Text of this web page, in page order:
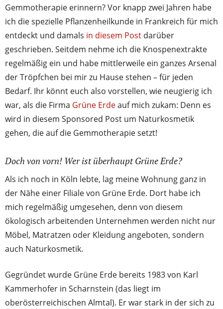
Gemmotherapie erinnern? Vor knapp zwei Jahren habe
ich die spezielle Pflanzenheilkunde in Frankreich für mich
entdeckt und damals in diesem Post darüber
geschrieben. Seitdem nehme ich die Knospenextrakte
regelmäßig ein und habe mittlerweile ein ganzes Arsenal
der Tröpfchen bei mir zu Hause stehen – für jeden
Bedarf. Ihr könnt euch also vorstellen, wie neugierig ich
war, als die Firma Grüne Erdeauf mich zukam: Denn es
wird in diesem Sponsored Post um Naturkosmetik
gehen, die auf die Gemmotherapie setzt!
Doch von vorn! Wer ist überhaupt Grüne Erde?
Als ich noch in Köln lebte, lag meine Wohnung ganz in
der Nähe einer Filiale von Grüne Erde. Dort habe ich
mich regelmäßig umgesehen, denn von diesem
ökologisch arbeitenden Unternehmen werden nicht nur
Möbel, Matratzen oder Kleidung angeboten, sondern
auch Naturkosmetik.
Gegründet wurde Grüne Erde bereits 1983 von Karl
Kammerhofer in Scharnstein (das liegt im
oberösterreichischen Almtal). Er war stark in der sich zu